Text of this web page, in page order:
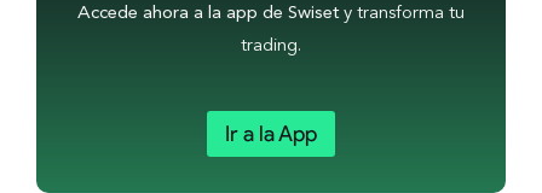
Accede ahora a la app de Swisety transforma tu
trading.
Ir a la App